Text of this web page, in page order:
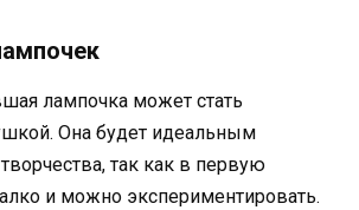
лампочка может стать
Она будет идеальным
так как в первую
и можно экспериментировать.